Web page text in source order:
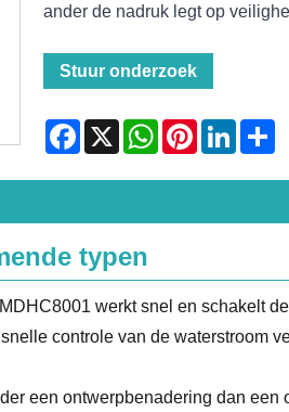
ander de nadruk legt op
Stuur onderzoek
Facebook
X WhatsAppPinterestLinkedIn
typen
werkt snel en schakelt
controle van de waterstroom
een ontwerpbenadering dan een